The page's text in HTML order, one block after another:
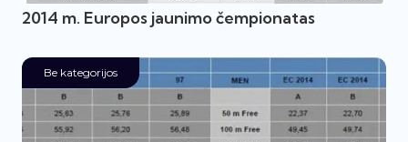
2014 m. Europos jaunimo čempionatas
Be kategorijos